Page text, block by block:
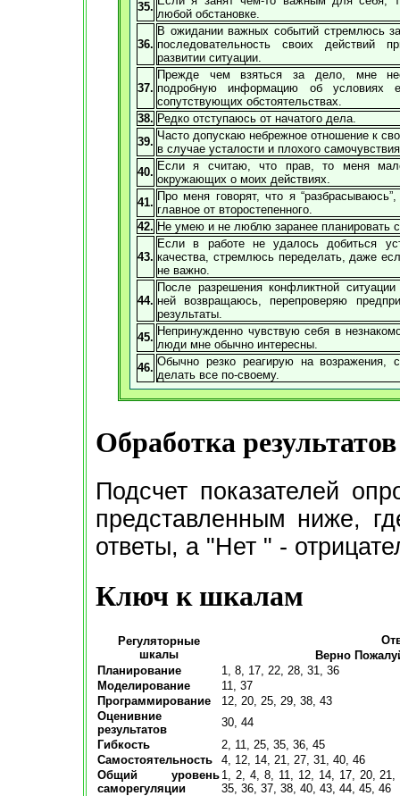
35.
любой обстановке.
36.
В ожидании важных событий стремлюсь
последовательность своих действий
развитии ситуации.
37.
Прежде чем взяться за дело, мне
подробную информацию об условиях
сопутствующих обстоятельствах.
38. Редко отступаюсь от начатого дела.
39. Часто допускаю небрежное отношение к
в случае усталости и плохого
40. Если я считаю, что прав, то меня
окружающих о моих действиях.
41. Про меня говорят, что я
главное от второстепенного.
42. Не умею и не люблю заранее планировать
43.
Если в работе не удалось добиться
качества, стремлюсь переделать, даже
не важно.
44.
После разрешения конфликтной
ней возвращаюсь, перепроверяю
результаты.
45. Непринужденно чувствую себя в
люди мне обычно интересны.
46. Обычно резко реагирую на возражения,
делать все по-своему.
Обработка результатов
Подсчет показателей
представленным ниже,
ответы, а "Нет " -
Ключ к шкалам
Регуляторные
шкалы
Верно
Планирование
1, 8, 17, 22, 28, 31, 36
Моделирование
11, 37
Программирование
12, 20, 25, 29, 38, 43
Оценивние
результатов
30, 44
Гибкость
2, 11, 25, 35, 36, 45
Самостоятельность
4, 12, 14, 21, 27, 31, 40, 46
Общий уровень
саморегуляции
1, 2, 4, 8, 11, 12, 14, 17, 20,
35, 36, 37, 38, 40, 43, 44, 45, 46